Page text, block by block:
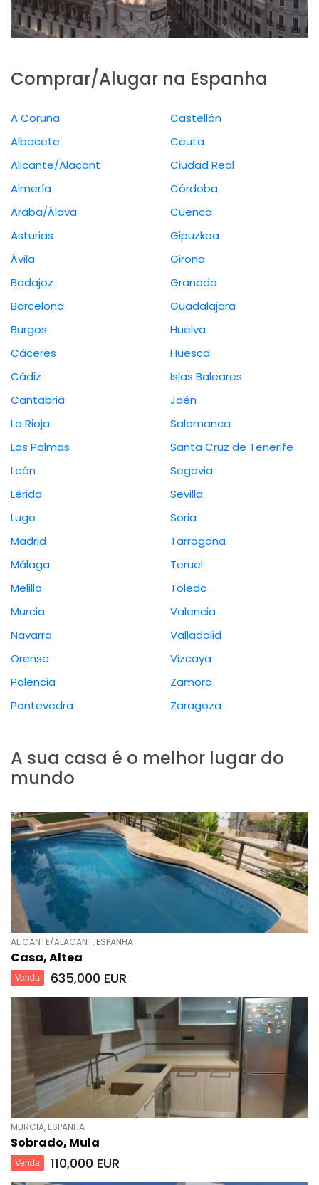
Comprar/Alugar na Espanha
A Coruña
Albacete
Alicante/Alacant
Almería
Araba/Álava
Asturias
Ávila
Badajoz
Barcelona
Burgos
Cáceres
Cádiz
Cantabria
Castellón
Ceuta
Ciudad Real
Córdoba
Cuenca
Gipuzkoa
Girona
Granada
Guadalajara
Huelva
Huesca
Islas Baleares
Jaén
La Rioja
Las Palmas
León
Lérida
Lugo
Madrid
Málaga
Melilla
Murcia
Navarra
Orense
Palencia
Pontevedra
Salamanca
Santa Cruz de Tenerife
Segovia
Sevilla
Soria
Tarragona
Teruel
Toledo
Valencia
Valladolid
Vizcaya
Zamora
Zaragoza
A sua casa é o melhor lugar do
mundo
ALICANTE/ALACANT, ESPANHA
Casa, Altea
Venda 635,000 EUR
MURCIA, ESPANHA
Sobrado, Mula
Venda 110,000 EUR